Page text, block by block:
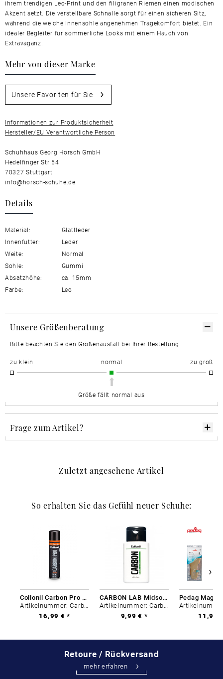
ihrem trendigen Leo-Print und den filigranen Riemen einen modischen
Akzent setzt. Die verstellbare Schnalle sorgt für einen sicheren Sitz,
während die weiche Innensohle angenehmen Tragekomfort bietet. Ein
idealer Begleiter für sommerliche Looks mit einem Hauch von
Extravaganz.
Mehr von dieser Marke
Unsere Favoriten für Sie
Informationen zur Produktsicherheit
Hersteller/EU Verantwortliche Person
Schuhhaus Georg Horsch GmbH
Hedelfinger Str 54
70327 Stuttgart
info@horsch-schuhe.de
Details
Material:
Glattleder
Innenfutter:
Leder
Weite:
Normal
Sohle:
Gummi
Absatzhöhe:
ca. 15mm
Farbe:
Leo
Unsere Größenberatung
Bitte beachten Sie den Größenausfall bei Ihrer Bestellung.
zu klein normal zu groß
Größe fällt normal aus
Frage zum Artikel?
Zuletzt angesehene Artikel
So erhalten Sie das Gefühl neuer Schuhe:
Collonil Carbon Pro 400 ml
Artikelnummer: Carbon-0
16,99 € *
CARBON LAB Midsole Cleaner
Artikelnummer: Carbon-0
9,99 € *
11,99
Retoure / Rückversand
mehr erfahren